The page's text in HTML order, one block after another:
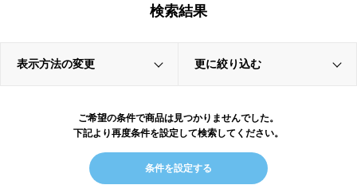
検索結果
表示方法の変更 更に絞り込む
ご希望の条件で商品は見つかりませんでした。
下記より再度条件を設定して検索してください。
条件を設定する